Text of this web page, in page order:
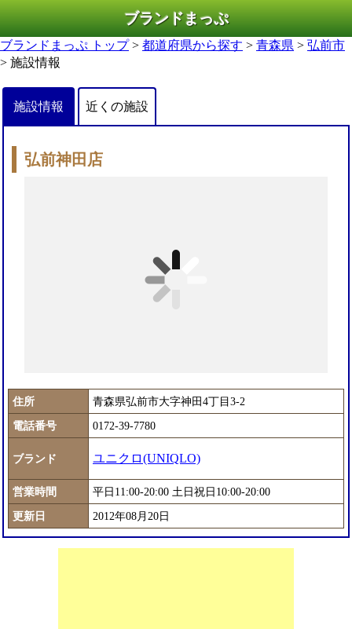
ブランドまっぷ
ブランドまっぷ トップ> 都道府県から探す > 青森県 > 弘前市
> 施設情報
施設情報 近くの施設
弘前神田店
住所
青森県弘前市大字神田4丁目3-2
電話番号
0172-39-7780
ブランド ユニクロ(UNIQLO)
営業時間
平日11:00-20:00 土日祝日10:00-20:00
更新日
2012年08月20日